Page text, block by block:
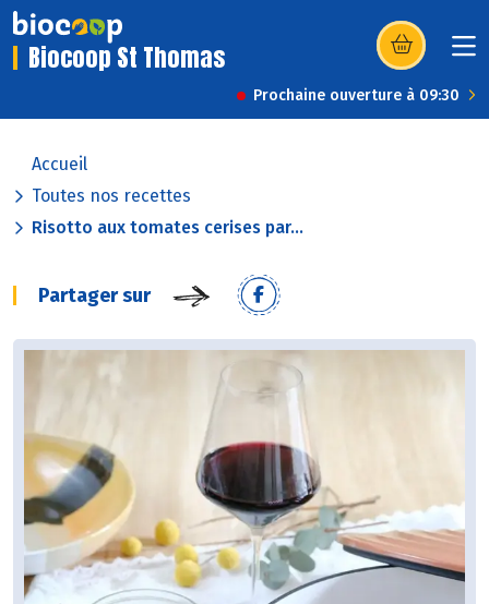
Biocoop St Thomas (s’ouvre dans
Prochaine ouverture à 09:30
Accueil
Toutes nos recettes
Risotto aux tomates cerises par...
Partager sur